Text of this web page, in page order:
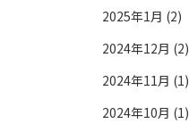
2025年1月 (2)
2024年12月 (2)
2024年11月 (1)
2024年10月 (1)